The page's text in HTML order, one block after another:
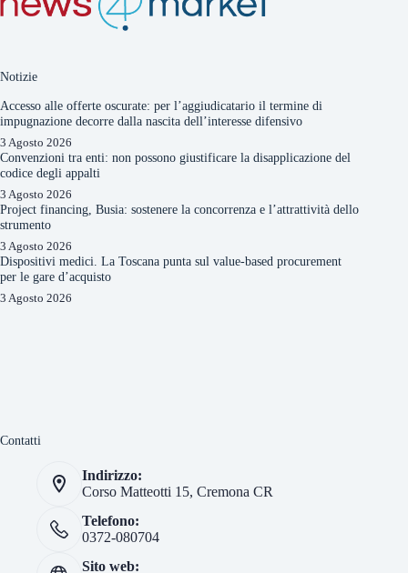
Notizie
Accesso alle offerte oscurate: per l’aggiudicatario il termine di
impugnazione decorre dalla nascita dell’interesse difensivo
3 Agosto 2026
Convenzioni tra enti: non possono giustificare la disapplicazione del
codice degli appalti
3 Agosto 2026
Project financing, Busia: sostenere la concorrenza e l’attrattività dello
strumento
3 Agosto 2026
Dispositivi medici. La Toscana punta sul value-based procurement
per le gare d’acquisto
3 Agosto 2026
Contatti
Indirizzo:
Corso Matteotti 15, Cremona CR
Telefono:
0372-080704
Sito web: